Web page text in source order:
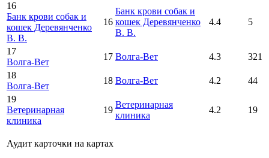
16
Банк крови собак и
кошек Деревянченко
В. В.
16
Банк крови собак и
кошек Деревянченко
В. В.
4.4 5
17
Волга-Вет
17 Волга-Вет 4.3
321
18
Волга-Вет
18 Волга-Вет 4.2
44
19
Ветеринарная
клиника
19
Ветеринарная
клиника
4.2 19
Аудит карточки на картах